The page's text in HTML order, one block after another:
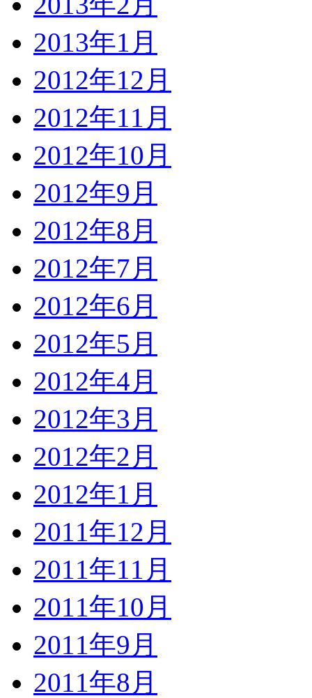
2013年1月
2012年12月
2012年11月
2012年10月
2012年9月
2012年8月
2012年7月
2012年6月
2012年5月
2012年4月
2012年3月
2012年2月
2012年1月
2011年12月
2011年11月
2011年10月
2011年9月
2011年8月